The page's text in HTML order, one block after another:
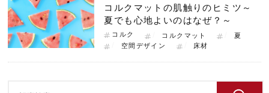
コルクマットの肌触りのヒミツ～
夏でも心地よいのはなぜ？～
コルク コルクマット
夏
空間デザイン
床材